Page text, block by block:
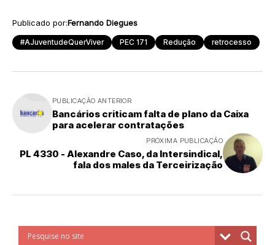
Publicado por:Fernando Diegues
#AJuventudeQuerViver PEC 171 Redução retrocesso
PUBLICAÇÃO ANTERIOR
Bancários criticam falta de plano da Caixa
para acelerar contratações
PRÓXIMA PUBLICAÇÃO
PL 4330 - Alexandre Caso, da Intersindical,
fala dos males da Terceirização